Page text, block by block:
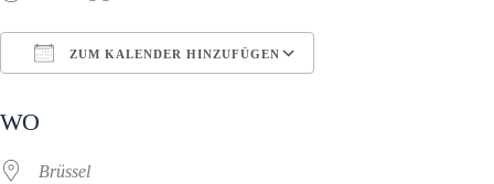
ZUM KALENDER HINZUFÜGEN
WO
Brüssel